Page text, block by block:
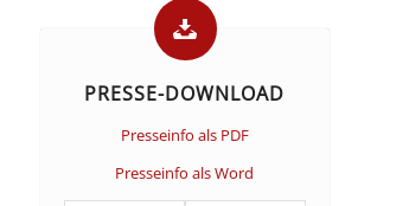
PRESSE-DOWNLOAD
Presseinfo als PDF
Presseinfo als Word